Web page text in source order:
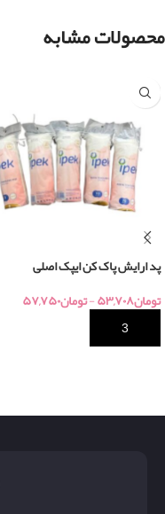
محصولات مشابه
پد ارایش پاک کن ایپک اصلی
تومان۵۳,۷۰۸-تومان۵۷,۷۵۰